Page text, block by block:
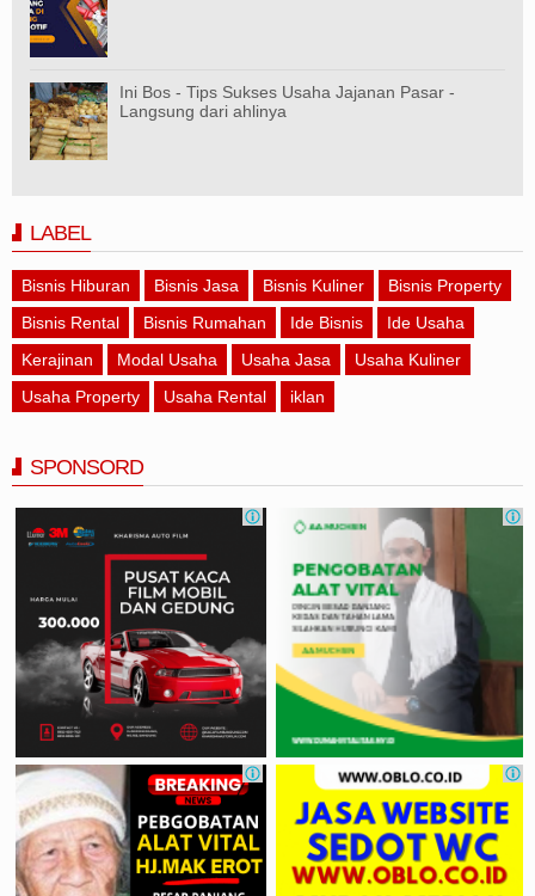
Ini Bos - Tips Sukses Usaha Jajanan Pasar -
Langsung dari ahlinya
LABEL
Bisnis Hiburan Bisnis Jasa Bisnis Kuliner
Bisnis Property
Bisnis Rental
Bisnis Rumahan Ide Bisnis
Ide Usaha
Kerajinan
Modal Usaha Usaha Jasa
Usaha Kuliner
Usaha Property
Usaha Rental iklan
SPONSORD